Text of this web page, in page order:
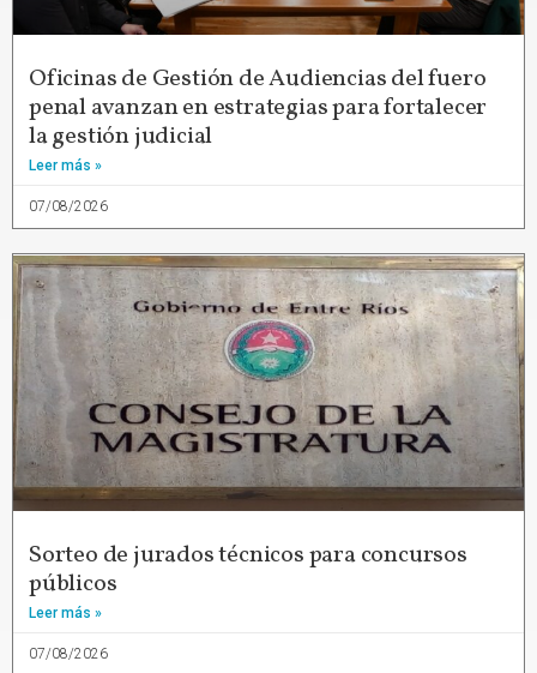
Oficinas de Gestión de Audiencias del fuero
penal avanzan en estrategias para fortalecer
la gestión judicial
Leer más »
07/08/2026
Sorteo de jurados técnicos para concursos
públicos
Leer más »
07/08/2026